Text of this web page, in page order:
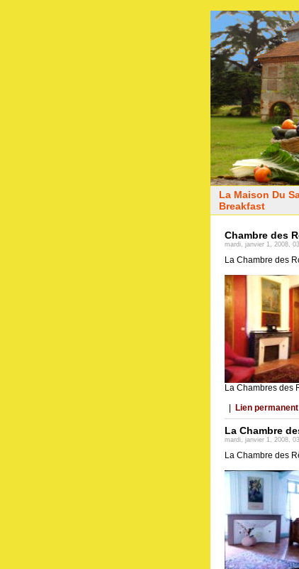
La Maison Du
Breakfast
Chambre des
mardi, janvier 1, 2008,
La Chambre des
La Chambres des
Lien permanent
La Chambre
mardi, janvier 1, 2008,
La Chambre des